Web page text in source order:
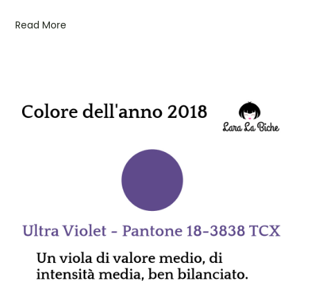
Read More